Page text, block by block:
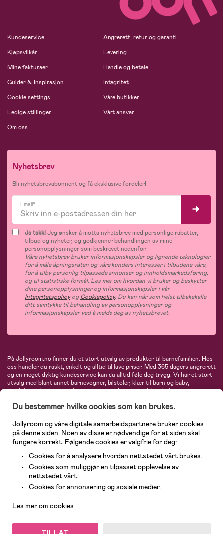
Kundeservice
Kjøpsvilkår
Mine fakturaer
Guider & Inspirasjon
Cookie settings
Ledige stillinger
Om oss
Angrerett, retur og garanti
Levering
Handle og betale
Integritet
Våre butikker
Vårt ansvar
Nyhetsbrev
Bli nyhetsbrevabonnent og få eksklusive fordeler!
Email*
Ja takk!Jeg ønsker å motta nyhetsbrev med personlige rabatter,
tilbud og nyheter, og godkjenner behandlingen av mine
personopplysninger som beskrevet nedenfor.
Våre nyhetsbrev bruker informasjonskapsler og lignende teknologier
for å måle åpningsraten og våre kunders interesser i tilbudene våre,
for å tilby personlig tilpassede annonser og innholdsmarkedsføring,
og til statistiske formål. Les mer om hvordan vi bruker og beskytter
dine personopplysninger og informasjonskapsler i vår
IntegritetspolicyogCookiepolicy. Du kan når som helst tilbakekalle
ditt samtykke til behandling av personopplysninger og
informasjonskapsler ved å melde deg av nyhetsbrevet.
På Jollyroom.no finner du et stort utvalg av produkter til barnefamilien. Hos
oss handler du raskt, enkelt og alltid til lave priser. Med 365 dagers angrerett
og en meget dyktig kundeservice kan du alltid føle deg trygg. Vi har et stort
utvalg med blant annet barnevogner, bilstoler, klær til barn og baby,
produkter til mor, mengder av inspirerende interiør, leker, babyustyr og mye
Maxi-Cosi, Baby Jogger, BabyBjörn, Didriksons, KidKraft, Ergobaby, Philips
største nettbutikk for barn og baby!
Du bestemmer hvilke cookies som kan brukes.
Jollyroom og våre digitale samarbeidspartnere bruker cookies
på denne siden. Noen av disse er nødvendige for at siden skal
fungere korrekt. Følgende cookies er valgfrie for deg:
Cookies for å analysere hvordan nettstedet vårt brukes.
Cookies som muliggjør en tilpasset opplevelse av
nettstedet vårt.
Cookies for annonsering og sosiale medier.
Les mer om cookies